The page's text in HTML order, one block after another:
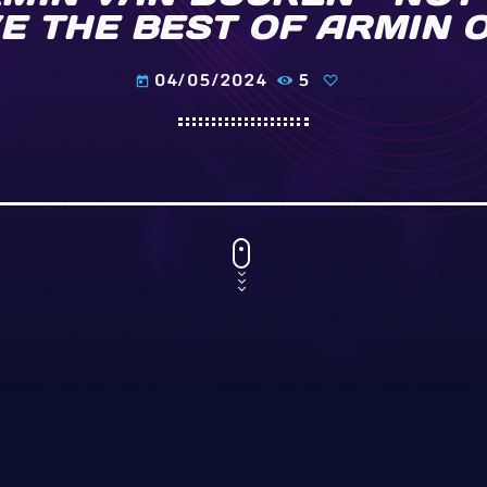
THE BEST OF ARMIN
today 04/05/2024 5